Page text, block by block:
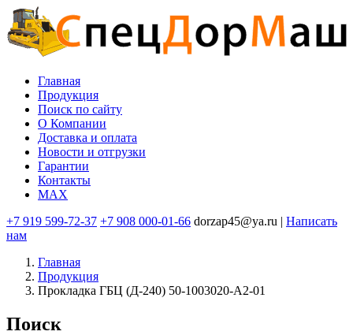
Перейти
к
основному
содержанию
Основная
навигация
Главная
Продукция
Поиск по сайту
O Компании
Доставка и оплата
Новости и отгрузки
Гарантии
Контакты
MAX
+7 919 599-72-37 +7 908 000-01-66 dorzap45@ya.ru | Написать
нам
Главная
Продукция
Прокладка ГБЦ (Д-240) 50-1003020-А2-01
Поиск